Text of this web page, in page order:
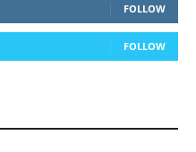
FOLLOW
FOLLOW